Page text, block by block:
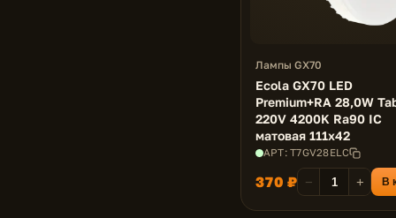
Лампы GX70
Ecola GX70 LED
Premium+RA 28,0W
220V 4200K Ra90 IC
матовая 111x42
АРТ: T7GV28ELC
370 ₽ − + В